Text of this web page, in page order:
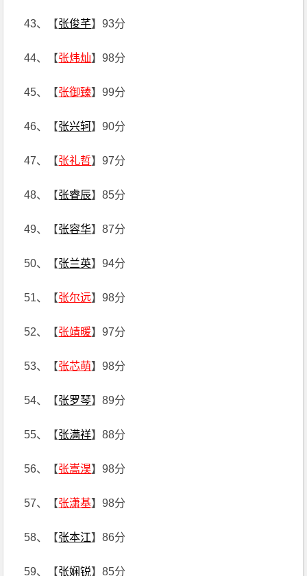
43、【张俊芊】93分
44、【张炜灿】98分
45、【张御臻】99分
46、【张兴轲】90分
47、【张礼哲】97分
48、【张睿辰】85分
49、【张容华】87分
50、【张兰英】94分
51、【张尔远】98分
52、【张靖暖】97分
53、【张芯萌】98分
54、【张罗琴】89分
55、【张满祥】88分
56、【张嵩淏】98分
57、【张潇基】98分
58、【张本江】86分
59、【张娴锐】85分